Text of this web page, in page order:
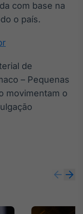
com base na
o país.
de
– Pequenas
movimentam o